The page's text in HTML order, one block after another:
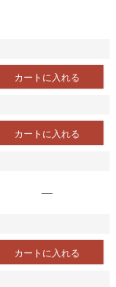
カートに入れる
カートに入れる
—
カートに入れる